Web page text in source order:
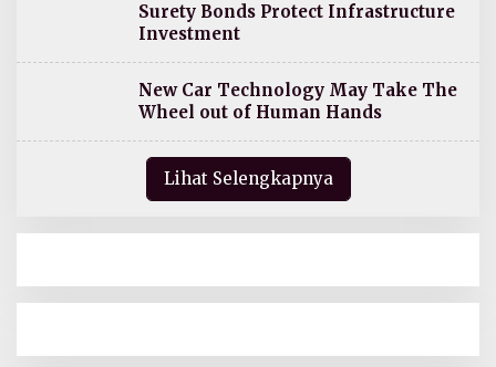
Surety Bonds Protect Infrastructure
Investment
New Car Technology May Take The
Wheel out of Human Hands
Lihat Selengkapnya